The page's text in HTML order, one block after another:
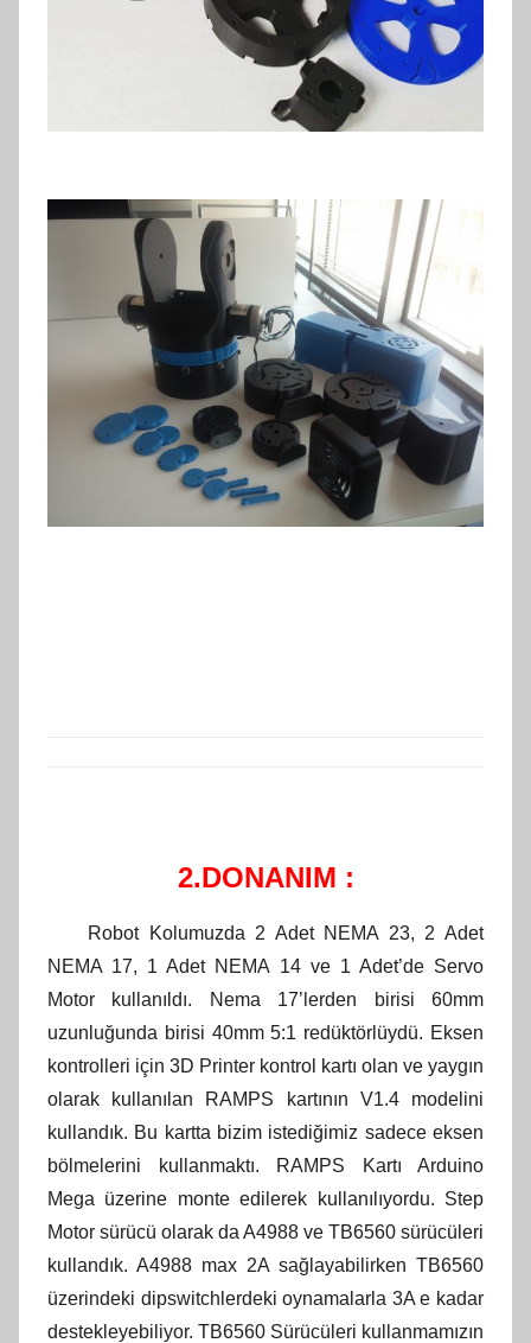
2.DONANIM :
Robot Kolumuzda 2 Adet NEMA 23, 2 Adet
NEMA 17, 1 Adet NEMA 14 ve 1 Adet’de Servo
Motor kullanıldı. Nema 17’lerden birisi 60mm
uzunluğunda birisi 40mm 5:1 redüktörlüydü. Eksen
kontrolleri için 3D Printer kontrol kartı olan ve yaygın
olarak kullanılan RAMPS kartının V1.4 modelini
kullandık. Bu kartta bizim istediğimiz sadece eksen
bölmelerini kullanmaktı. RAMPS Kartı Arduino
Mega üzerine monte edilerek kullanılıyordu. Step
Motor sürücü olarak da A4988 ve TB6560 sürücüleri
kullandık. A4988 max 2A sağlayabilirken TB6560
üzerindeki dipswitchlerdeki oynamalarla 3A e kadar
destekleyebiliyor. TB6560 Sürücüleri kullanmamızın